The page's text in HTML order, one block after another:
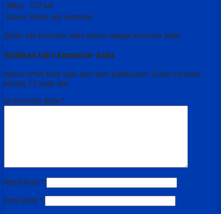
Dilihat
237 kali
Diskusi Belum ada komentar
Belum ada komentar, buka diskusi dengan komentar Anda.
Silahkan tulis komentar Anda
Alamat email Anda tidak akan kami publikasikan. Kolom bertanda
bintang (*) wajib diisi.
Isi komentar Anda *
Nama Anda *
Email Anda *